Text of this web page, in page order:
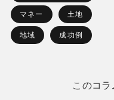
マネー 土地
地域 成功例
このコ